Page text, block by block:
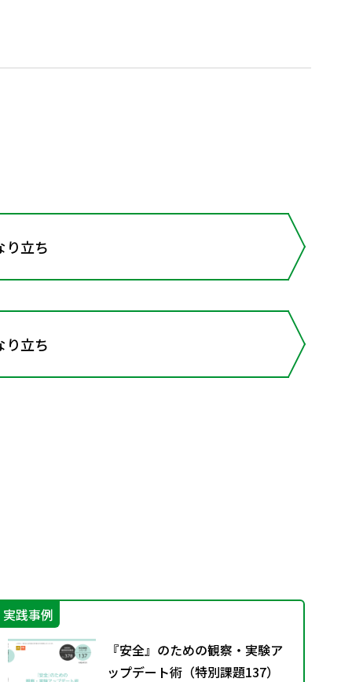
立ち
立ち
実践事例
『安全』のための観察・実験ア
ップデート術（特別課題137）